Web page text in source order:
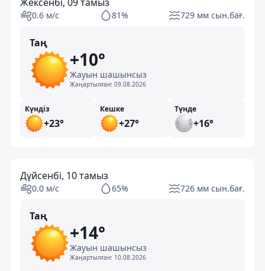
0.6 м/с 81% 729 мм сын.бағ.
Таң
+10°
Жауын шашынсыз
Жаңартылған: 09.08.2026
Күндіз
+23°
Кешке
+27°
Түнде
+16°
Дүйсенбі, 10 тамыз
0.0 м/с 65% 726 мм сын.бағ.
Таң
+14°
Жауын шашынсыз
Жаңартылған: 10.08.2026